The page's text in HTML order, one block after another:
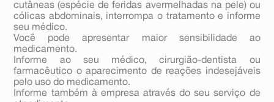
cutâneas (espécie de feridas avermelhadas na pele) ou
cólicas abdominais, interrompa o tratamento e informe
seu médico.
Você pode apresentar maior sensibilidade ao
medicamento.
Informe ao seu médico, cirurgião-dentista ou
farmacêutico o aparecimento de reações indesejáveis
pelo uso do medicamento.
Informe também à empresa através do seu serviço de